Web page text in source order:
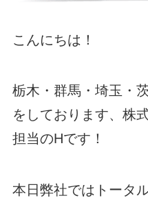
こんにちは！
栃木・群馬・埼玉・
をしております、株
担当のHです！
本日弊社ではトータ